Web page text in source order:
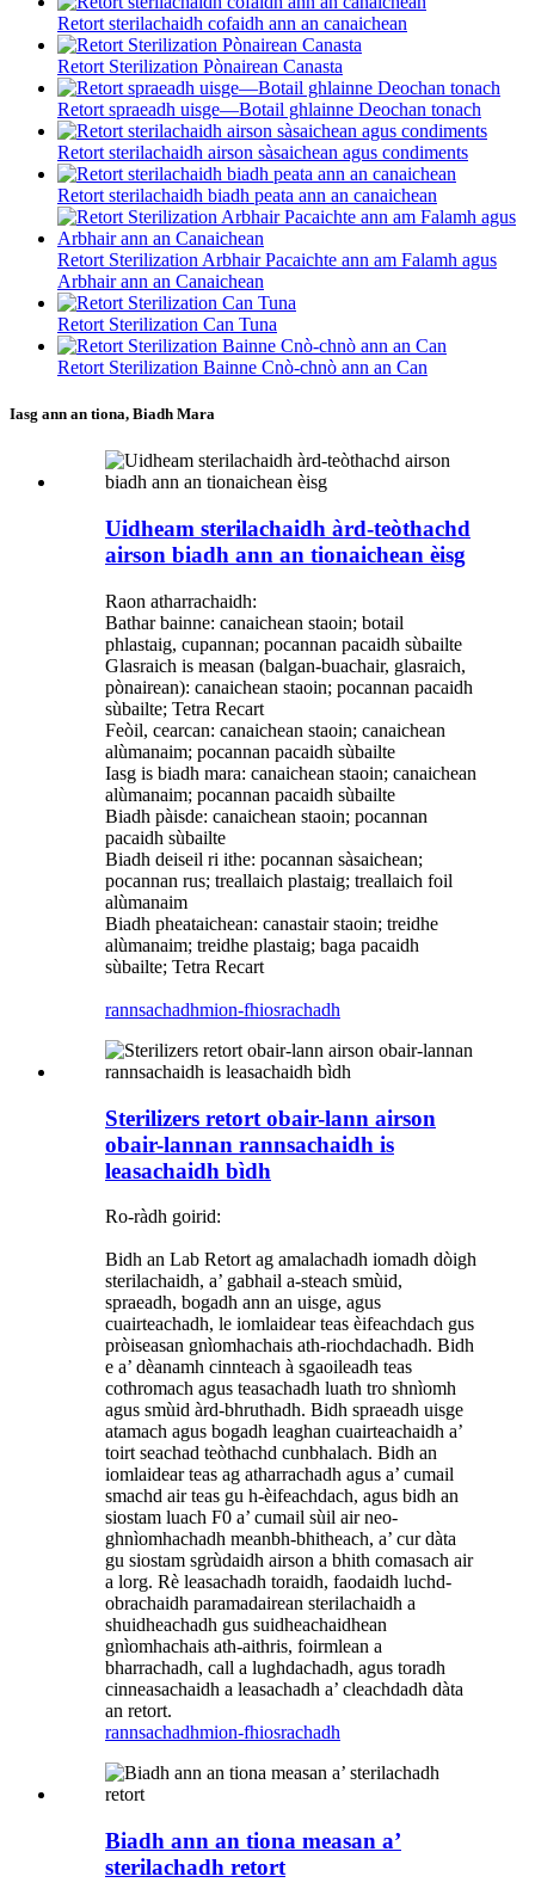
Retort sterilachaidh cofaidh ann an canaichean
Retort Sterilization Pònairean Canasta
Retort spraeadh uisge—Botail ghlainne Deochan tonach
Retort sterilachaidh airson sàsaichean agus condiments
Retort sterilachaidh biadh peata ann an canaichean
Retort Sterilization Arbhair Pacaichte ann am Falamh agus
Arbhair ann an Canaichean
Retort Sterilization Can Tuna
Retort Sterilization Bainne Cnò-chnò ann an Can
Iasg ann an tiona, Biadh Mara
Uidheam sterilachaidh àrd-teòthachd
airson biadh ann an tionaichean èisg
Raon atharrachaidh:
Bathar bainne: canaichean staoin; botail
phlastaig, cupannan; pocannan pacaidh sùbailte
Glasraich is measan (balgan-buachair, glasraich,
pònairean): canaichean staoin; pocannan pacaidh
sùbailte; Tetra Recart
Feòil, cearcan: canaichean staoin; canaichean
alùmanaim; pocannan pacaidh sùbailte
Iasg is biadh mara: canaichean staoin; canaichean
alùmanaim; pocannan pacaidh sùbailte
Biadh pàisde: canaichean staoin; pocannan
pacaidh sùbailte
Biadh deiseil ri ithe: pocannan sàsaichean;
pocannan rus; treallaich plastaig; treallaich foil
alùmanaim
Biadh pheataichean: canastair staoin; treidhe
alùmanaim; treidhe plastaig; baga pacaidh
sùbailte; Tetra Recart
rannsachadhmion-fhiosrachadh
Sterilizers retort obair-lann airson
obair-lannan rannsachaidh is
leasachaidh bìdh
Ro-ràdh goirid:
Bidh an Lab Retort ag amalachadh iomadh dòigh
sterilachaidh, a’ gabhail a-steach smùid,
spraeadh, bogadh ann an uisge, agus
cuairteachadh, le iomlaidear teas èifeachdach gus
pròiseasan gnìomhachais ath-riochdachadh. Bidh
e a’ dèanamh cinnteach à sgaoileadh teas
cothromach agus teasachadh luath tro shnìomh
agus smùid àrd-bhruthadh. Bidh spraeadh uisge
atamach agus bogadh leaghan cuairteachaidh a’
toirt seachad teòthachd cunbhalach. Bidh an
iomlaidear teas ag atharrachadh agus a’ cumail
smachd air teas gu h-èifeachdach, agus bidh an
siostam luach F0 a’ cumail sùil air neo-
ghnìomhachadh meanbh-bhitheach, a’ cur dàta
gu siostam sgrùdaidh airson a bhith comasach air
a lorg. Rè leasachadh toraidh, faodaidh luchd-
obrachaidh paramadairean sterilachaidh a
shuidheachadh gus suidheachaidhean
gnìomhachais ath-aithris, foirmlean a
bharrachadh, call a lughdachadh, agus toradh
cinneasachaidh a leasachadh a’ cleachdadh dàta
an retort.
rannsachadhmion-fhiosrachadh
Biadh ann an tiona measan a’
sterilachadh retort